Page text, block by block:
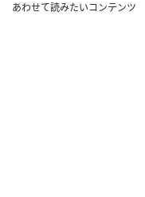
あわせて読みたいコンテンツ